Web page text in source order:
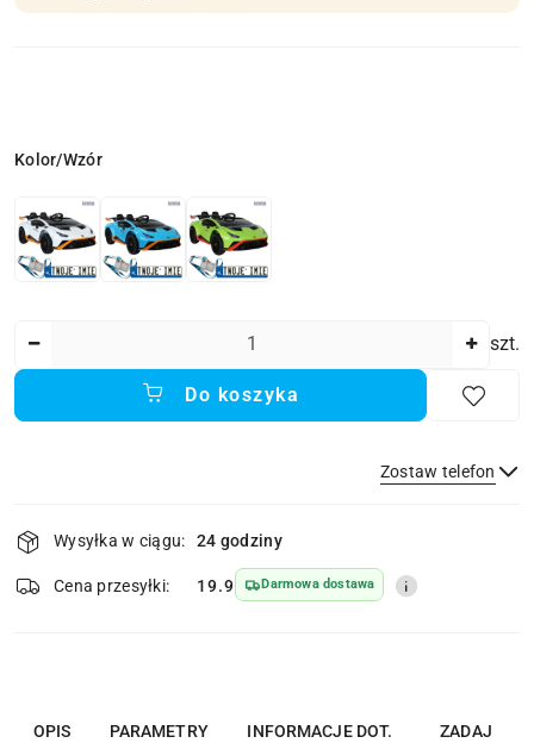
Wariant
Kolor/Wzór
szt.
Do koszyka
Zostaw telefon
Wyślij
Dostępność
i
dostawa
Wysyłka w ciągu: 24 godziny
Cena przesyłki: 19.9 Darmowa dostawa
OPIS PARAMETRY
INFORMACJE DOT.
ZADAJ